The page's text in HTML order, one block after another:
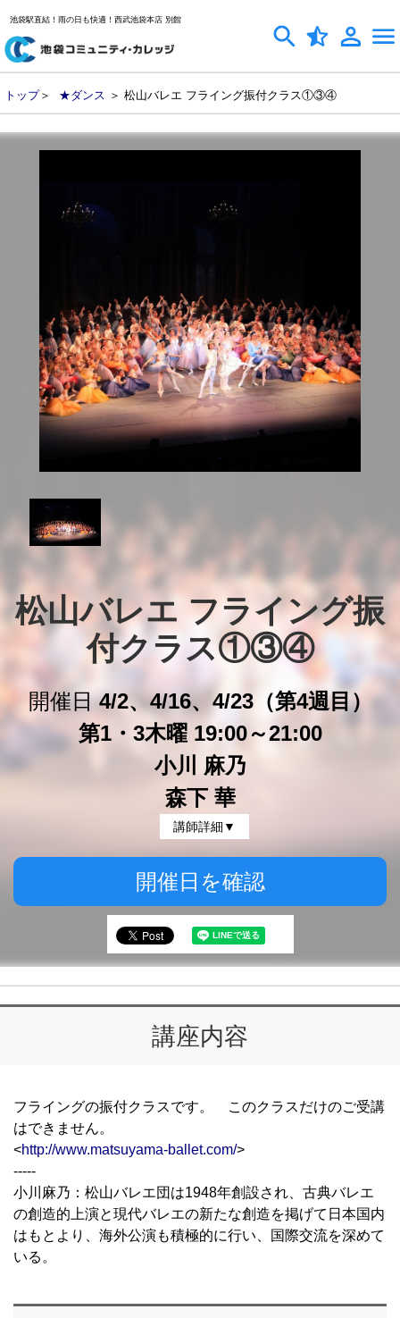
池袋駅直結！雨の日も快適！西武池袋本店 別館
トップ＞ ★ダンス ＞ 松山バレエ フライング振付クラス①③④
松山バレエ フライング振
付クラス①③④
開催日4/2、4/16、4/23（第4週目）
第1・3木曜 19:00～21:00
小川 麻乃
森下 華
講師詳細▼
開催日を確認
講座内容
フライングの振付クラスです。 このクラスだけのご受講
はできません。
<http://www.matsuyama-ballet.com/>
-----
小川麻乃：松山バレエ団は1948年創設され、古典バレエ
の創造的上演と現代バレエの新たな創造を掲げて日本国内
はもとより、海外公演も積極的に行い、国際交流を深めて
いる。